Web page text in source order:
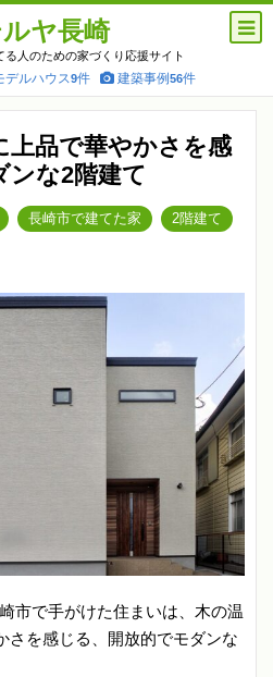
ヤ長崎
人のための家づくり応援サイト
デルハウス9件 建築事例56件
上品で華やかさを感
ンな2階建て
長崎市で建てた家 2階建て
市で手がけた住まいは、木の温
さを感じる、開放的でモダンな